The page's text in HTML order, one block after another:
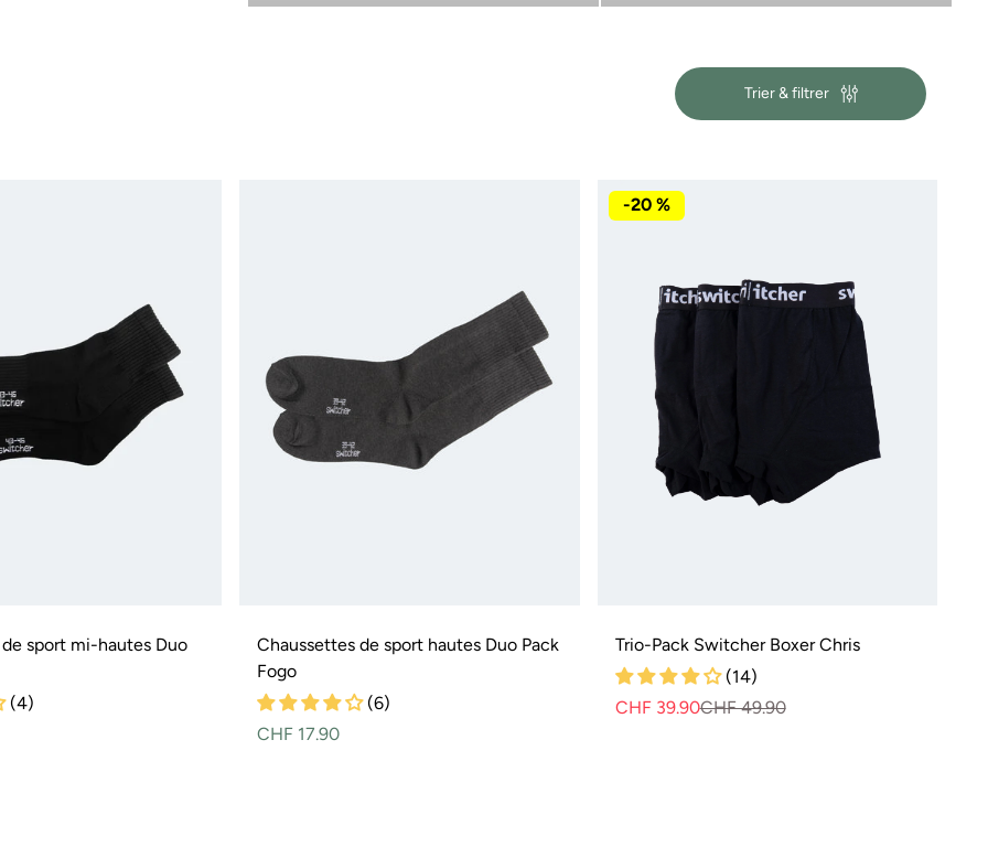
Trier & filtrer
sport mi-hautes Duo
(4)
Chaussettes de sport hautes Duo Pack
Fogo
(6)
Prix
CHF 17.90
-20 %
Trio-Pack Switcher Boxer Chris
(14)
CHF 49.90
CHF 39.90